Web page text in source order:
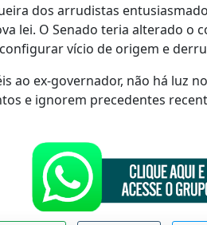
dos arrudistas
lei. O Senado teria alterado o
vício de origem e
ao ex-governador, não há luz
e ignorem precedentes